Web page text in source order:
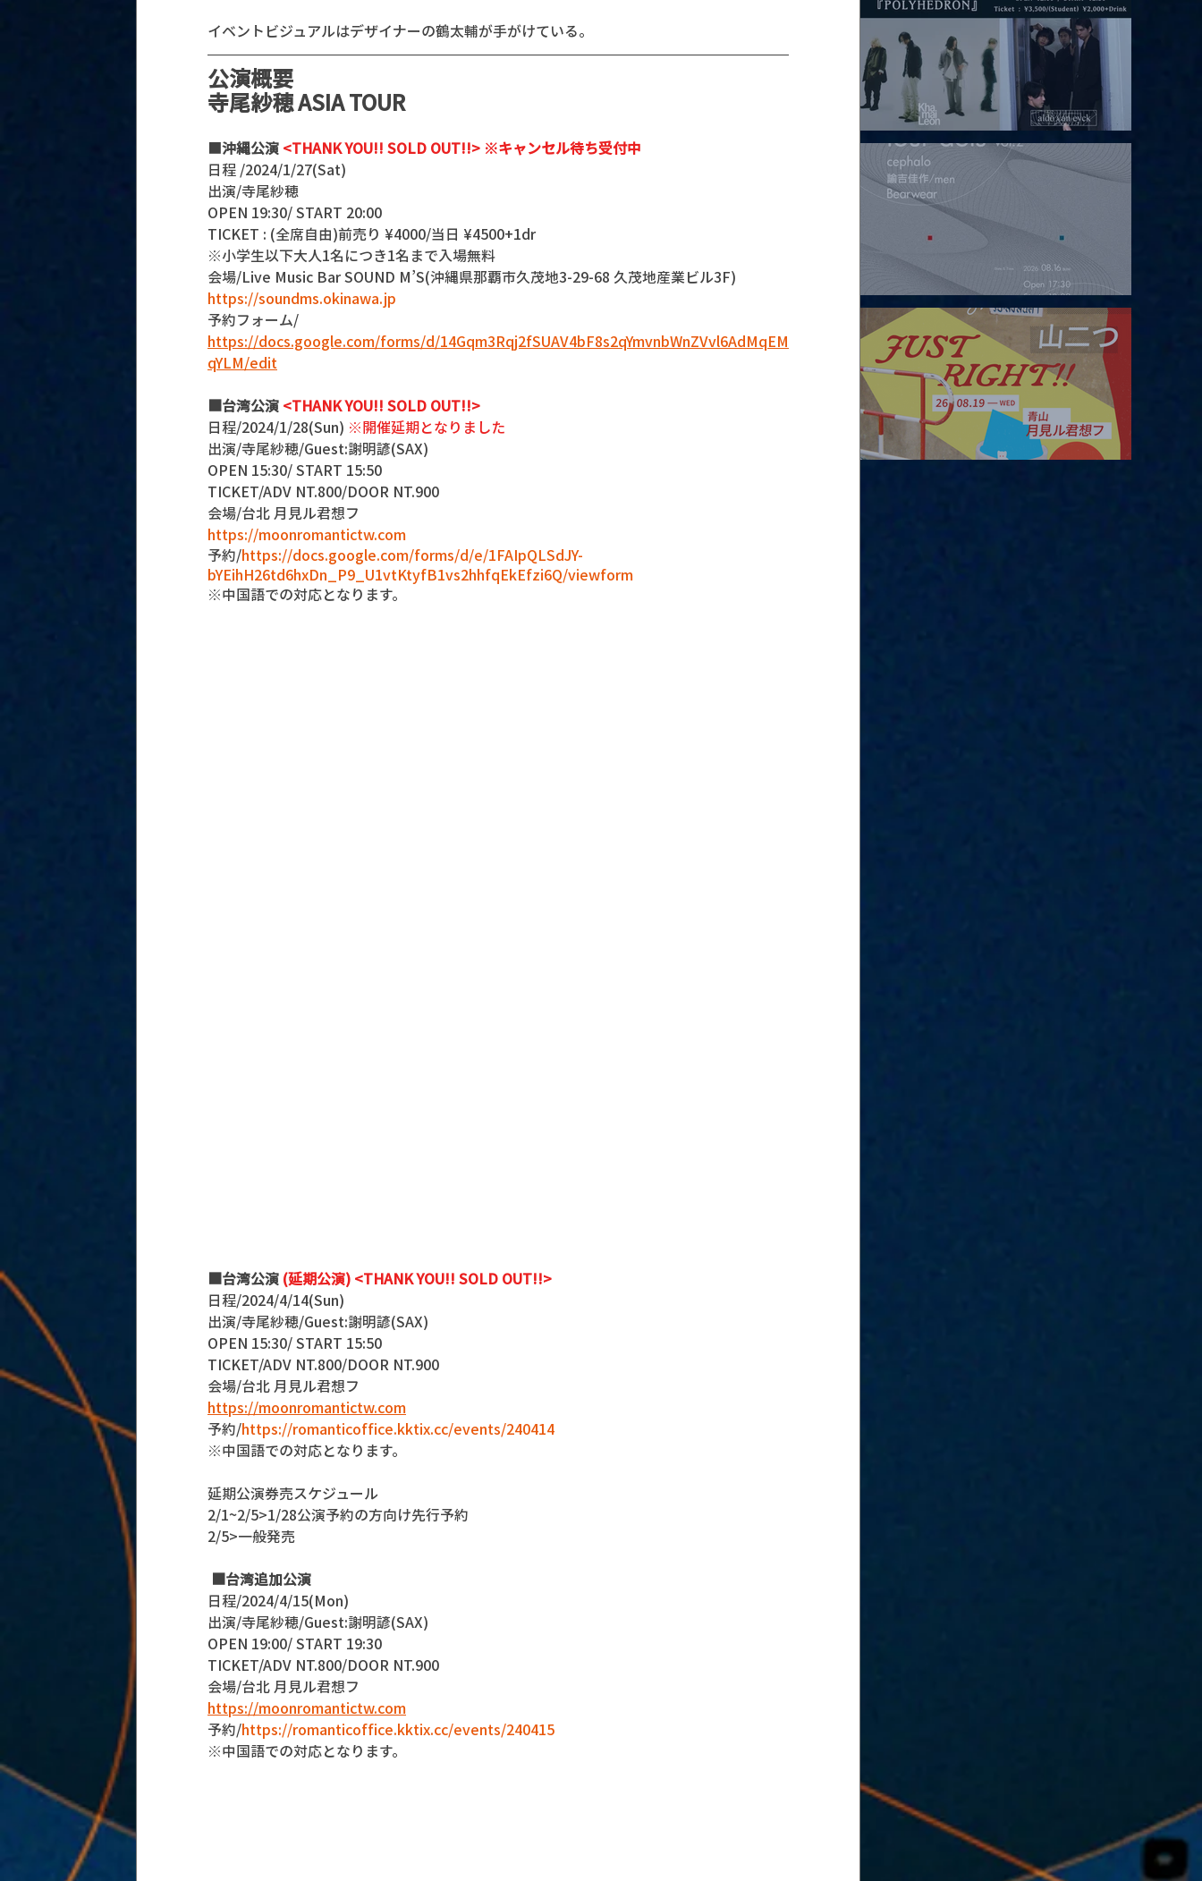
イベントビジュアルはデザイナーの鶴太輔が手がけている。
公演概要
寺尾紗穂 ASIA TOUR
■沖縄公演 <THANK YOU!! SOLD OUT!!> ※キャンセル待ち受付中
日程 /2024/1/27(Sat)
出演/寺尾紗穂
OPEN 19:30/ START 20:00
TICKET : (全席自由)前売り ¥4000/当日 ¥4500+1dr
※小学生以下大人1名につき1名まで入場無料
会場/Live Music Bar SOUND M’S(沖縄県那覇市久茂地3-29-68 久茂地産業ビル3F)
https://soundms.okinawa.jp
予約フォーム/
https://docs.google.com/forms/d/14Gqm3Rqj2fSUAV4bF8s2qYmvnbWnZVvl6AdMqEM
qYLM/edit
■台湾公演 <THANK YOU!! SOLD OUT!!>
日程/2024/1/28(Sun) ※開催延期となりました
出演/寺尾紗穂/Guest:謝明諺(SAX)
OPEN 15:30/ START 15:50
TICKET/ADV NT.800/DOOR NT.900
会場/台北 月見ル君想フ
https://moonromantictw.com
予約/https://docs.google.com/forms/d/e/1FAIpQLSdJY-
bYEihH26td6hxDn_P9_U1vtKtyfB1vs2hhfqEkEfzi6Q/viewform
※中国語での対応となります。
■台湾公演 (延期公演) <THANK YOU!! SOLD OUT!!>
日程/2024/4/14(Sun)
出演/寺尾紗穂/Guest:謝明諺(SAX)
OPEN 15:30/ START 15:50
TICKET/ADV NT.800/DOOR NT.900
会場/台北 月見ル君想フ
https://moonromantictw.com
予約/https://romanticoffice.kktix.cc/events/240414
※中国語での対応となります。
延期公演券売スケジュール
2/1~2/5>1/28公演予約の方向け先行予約
2/5>一般発売
■台湾追加公演
日程/2024/4/15(Mon)
出演/寺尾紗穂/Guest:謝明諺(SAX)
OPEN 19:00/ START 19:30
TICKET/ADV NT.800/DOOR NT.900
会場/台北 月見ル君想フ
https://moonromantictw.com
予約/https://romanticoffice.kktix.cc/events/240415
※中国語での対応となります。
2026.08.15 |【観覧】昼）月見ルpre.『POLYHEDRON』
2026.08.16 |【観覧】夜）four dots vol.2